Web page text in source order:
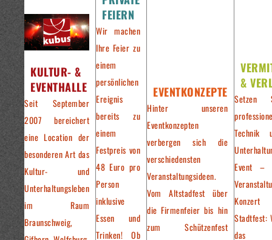
KULTUR- &
EVENTHALLE
Seit September
2007 bereichert
eine Location der
besonderen Art das
Kultur- und
Unterhaltungsleben
im Raum
Braunschweig,
FEIERN
Wir machen
Ihre Feier zu
einem
persönlichen
Ereignis
bereits zu
einem
Festpreis von
48 Euro pro
Person
inklusive
Essen und
Trinken! Ob
EVENTKONZEPTE
Hinter unseren
Eventkonzepten
verbergen sich die
verschiedensten
Veranstaltungsideen.
Vom Altstadfest über
die Firmenfeier bis hin
zum Schützenfest
&
Setzen
Technik
Event –
Stadtfest:
das